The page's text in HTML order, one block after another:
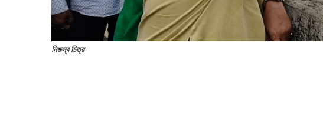
নিজস্ব চিত্র